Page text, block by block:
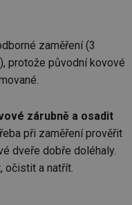
zaměření (3
protože původní kovové
zárubně a osadit
při zaměření prověřit
dveře dobře doléhaly.
očistit a natřít.